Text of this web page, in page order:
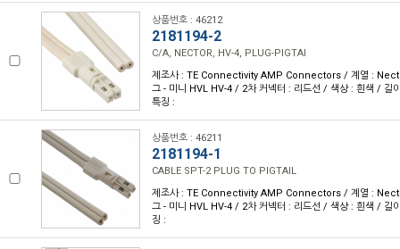
상품번호 : 46212
2181194-2
C/A, NECTOR, HV-4, PLUG-PIGTAI
제조사 : TE Connectivity AMP Connectors / 계열 :
그 - 미니 HVL HV-4 / 2차 커넥터 : 리드선 / 색상 : 흰색 /
특징 :
상품번호 : 46211
2181194-1
CABLE SPT-2 PLUG TO PIGTAIL
제조사 : TE Connectivity AMP Connectors / 계열 :
그 - 미니 HVL HV-4 / 2차 커넥터 : 리드선 / 색상 : 흰색 /
징 :